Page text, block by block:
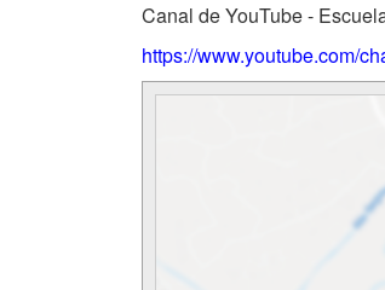
Canal de YouTube -
https://www.youtube.com/